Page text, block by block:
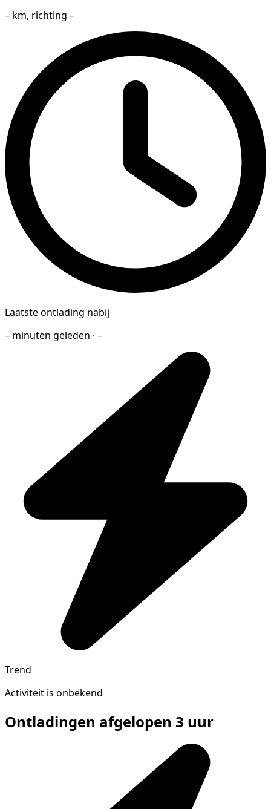
– km, richting –
Laatste ontlading nabij
– minuten geleden · –
Trend
Activiteit is onbekend
Ontladingen afgelopen 3 uur